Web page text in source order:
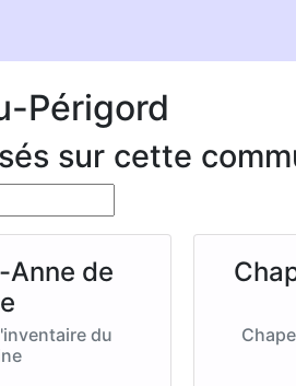
Périgord
sur cette
Anne de
du